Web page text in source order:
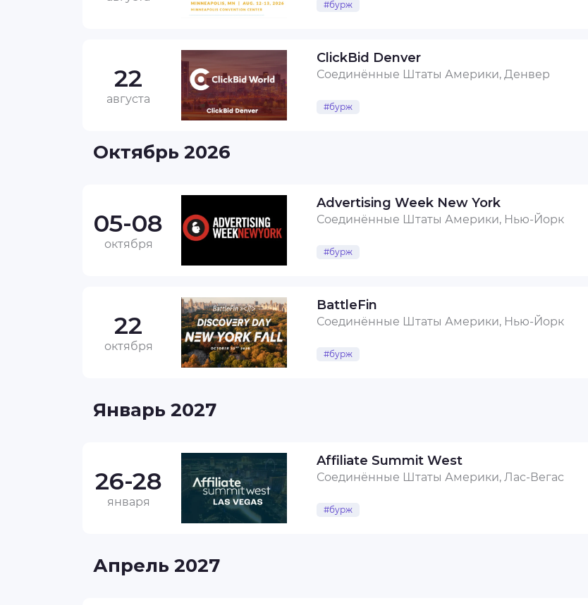
#бурж
22
августа
ClickBid Denver
Соединённые Штаты Америки, Денвер
#бурж
Октябрь 2026
05-08
октября
Advertising Week New York
Соединённые Штаты Америки, Нью-Йорк
#бурж
22
октября
BattleFin
Соединённые Штаты Америки, Нью-Йорк
#бурж
Январь 2027
26-28
января
Affiliate Summit West
Соединённые Штаты Америки, Лас-Вегас
#бурж
Апрель 2027